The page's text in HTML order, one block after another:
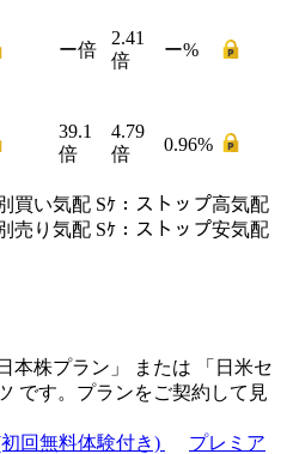
ー倍
2.41
倍
ー%
39.1
倍
4.79
倍
0.96%
買い気配 Sｹ ： ストップ高気配
売 り 気配 Sｹ ： ストップ安気配
日本株プラン 」 または 「 日米セ
です。プランをご契約して見
回無料体験付き)
プレミア